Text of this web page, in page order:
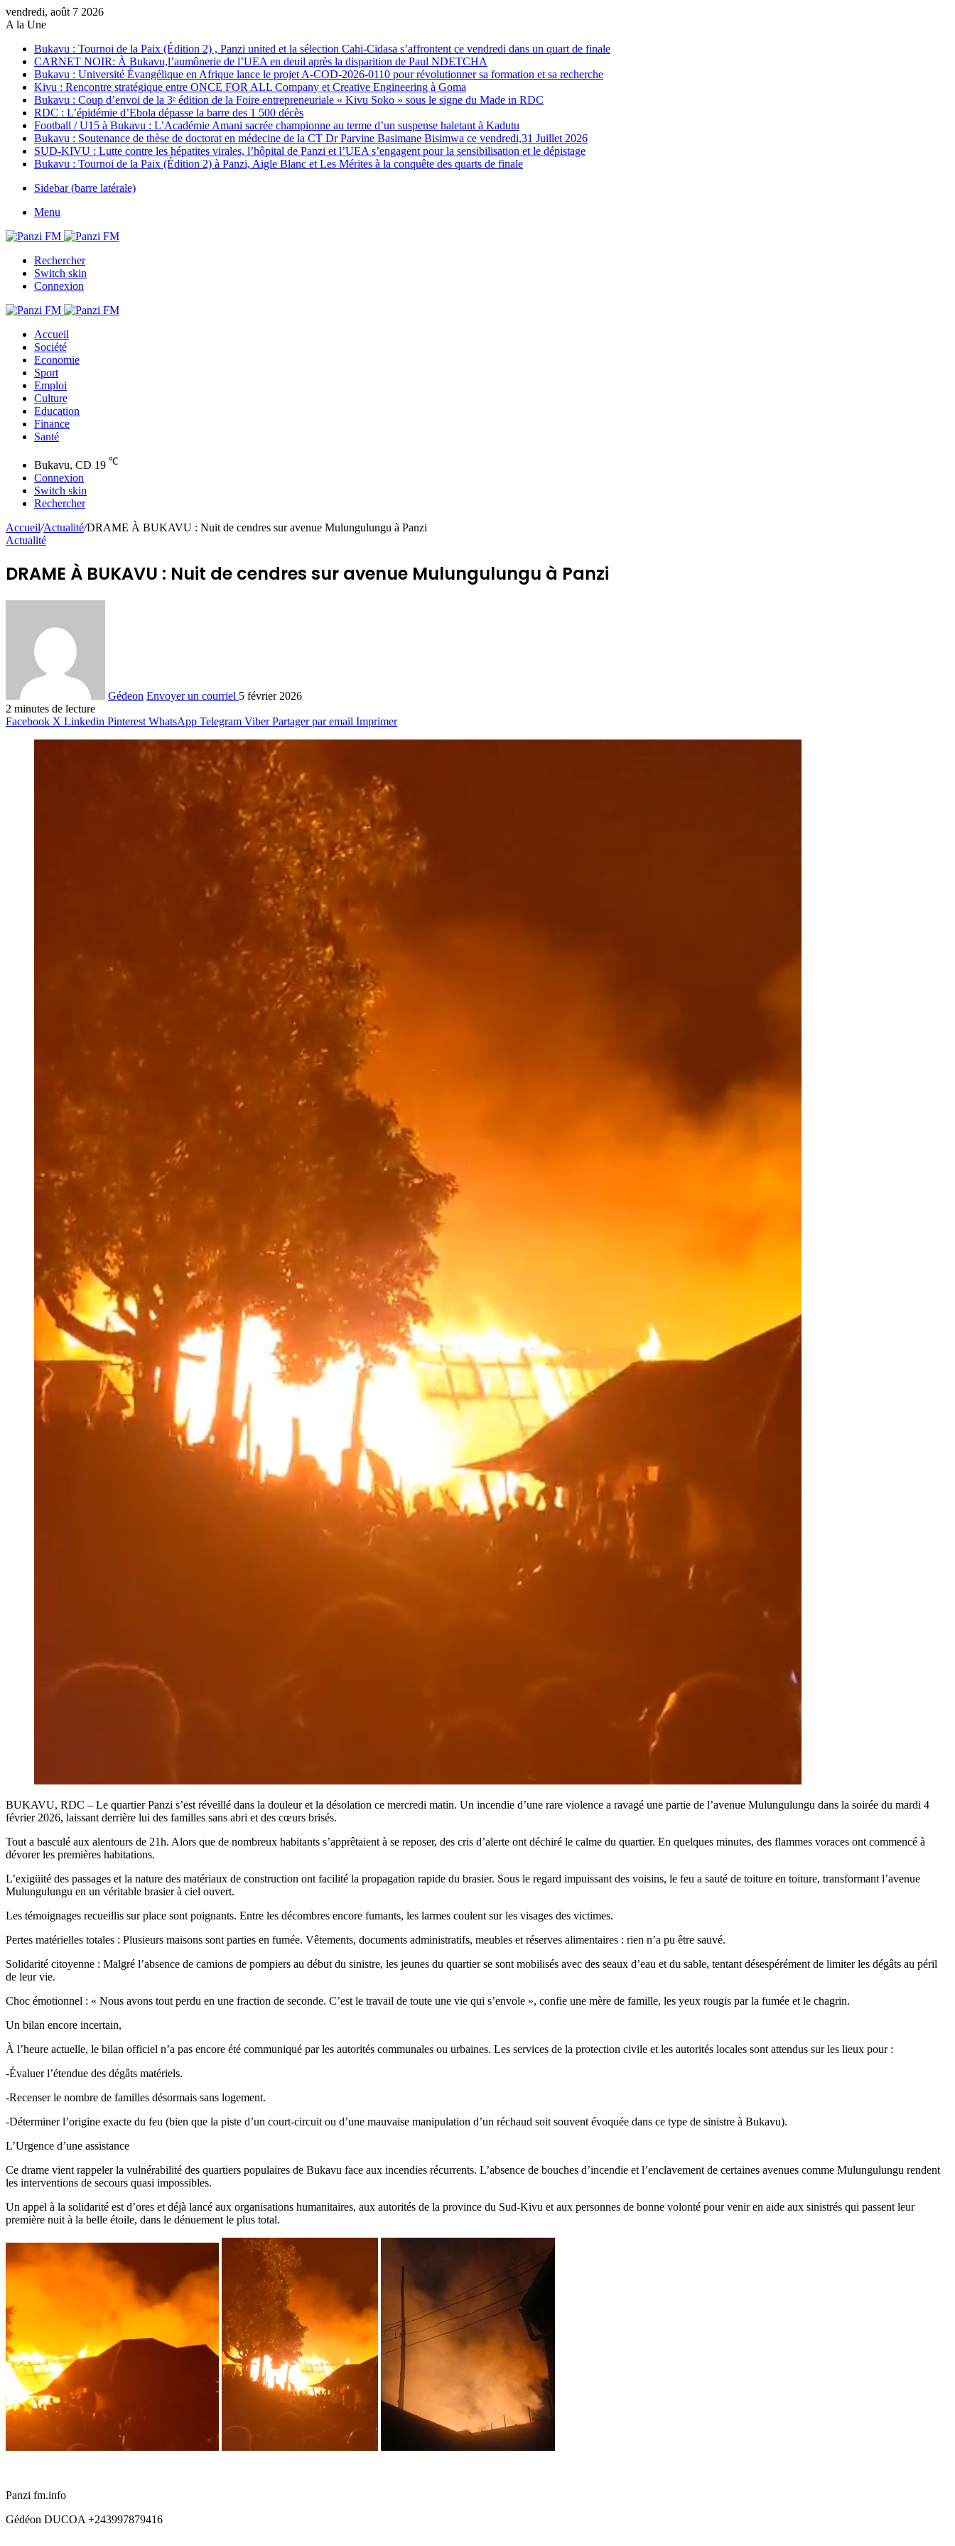
vendredi, août 7 2026
A la Une
Bukavu : Tournoi de la Paix (Édition 2) , Panzi united et la sélection Cahi-Cidasa s’affrontent ce vendredi dans un quart de finale
CARNET NOIR: À Bukavu,l’aumônerie de l’UEA en deuil après la disparition de Paul NDETCHA
Bukavu : Université Évangélique en Afrique lance le projet A-COD-2026-0110 pour révolutionner sa formation et sa recherche
Kivu : Rencontre stratégique entre ONCE FOR ALL Company et Creative Engineering à Goma
Bukavu : Coup d’envoi de la 3ᵉ édition de la Foire entrepreneuriale « Kivu Soko » sous le signe du Made in RDC
RDC : L’épidémie d’Ebola dépasse la barre des 1 500 décès
Football / U15 à Bukavu : L’Académie Amani sacrée championne au terme d’un suspense haletant à Kadutu
Bukavu : Soutenance de thèse de doctorat en médecine de la CT Dr Parvine Basimane Bisimwa ce vendredi,31 Juillet 2026
SUD-KIVU : Lutte contre les hépatites virales, l’hôpital de Panzi et l’UEA s’engagent pour la sensibilisation et le dépistage
Bukavu : Tournoi de la Paix (Édition 2) à Panzi, Aigle Blanc et Les Mérites à la conquête des quarts de finale
Sidebar (barre latérale)
Menu
Rechercher
Switch skin
Connexion
Accueil
Société
Economie
Sport
Emploi
Culture
Education
Finance
Santé
Bukavu, CD 19 ℃
Connexion
Switch skin
Rechercher
Accueil/Actualité/DRAME À BUKAVU : Nuit de cendres sur avenue Mulungulungu à Panzi
Actualité
DRAME À BUKAVU : Nuit de cendres sur avenue Mulungulungu à Panzi
Gédeon Envoyer un courriel 5 février 2026
2 minutes de lecture
Facebook X Linkedin Pinterest WhatsApp Telegram Viber Partager par email Imprimer
BUKAVU, RDC – Le quartier Panzi s’est réveillé dans la douleur et la désolation ce mercredi matin. Un incendie d’une rare violence a ravagé une partie de l’avenue Mulungulungu dans la soirée du mardi 4
février 2026, laissant derrière lui des familles sans abri et des cœurs brisés.
Tout a basculé aux alentours de 21h. Alors que de nombreux habitants s’apprêtaient à se reposer, des cris d’alerte ont déchiré le calme du quartier. En quelques minutes, des flammes voraces ont commencé à
dévorer les premières habitations.
L’exigüité des passages et la nature des matériaux de construction ont facilité la propagation rapide du brasier. Sous le regard impuissant des voisins, le feu a sauté de toiture en toiture, transformant l’avenue
Mulungulungu en un véritable brasier à ciel ouvert.
Les témoignages recueillis sur place sont poignants. Entre les décombres encore fumants, les larmes coulent sur les visages des victimes.
Pertes matérielles totales : Plusieurs maisons sont parties en fumée. Vêtements, documents administratifs, meubles et réserves alimentaires : rien n’a pu être sauvé.
Solidarité citoyenne : Malgré l’absence de camions de pompiers au début du sinistre, les jeunes du quartier se sont mobilisés avec des seaux d’eau et du sable, tentant désespérément de limiter les dégâts au péril
de leur vie.
Choc émotionnel : « Nous avons tout perdu en une fraction de seconde. C’est le travail de toute une vie qui s’envole », confie une mère de famille, les yeux rougis par la fumée et le chagrin.
Un bilan encore incertain,
À l’heure actuelle, le bilan officiel n’a pas encore été communiqué par les autorités communales ou urbaines. Les services de la protection civile et les autorités locales sont attendus sur les lieux pour :
-Évaluer l’étendue des dégâts matériels.
-Recenser le nombre de familles désormais sans logement.
-Déterminer l’origine exacte du feu (bien que la piste d’un court-circuit ou d’une mauvaise manipulation d’un réchaud soit souvent évoquée dans ce type de sinistre à Bukavu).
L’Urgence d’une assistance
Ce drame vient rappeler la vulnérabilité des quartiers populaires de Bukavu face aux incendies récurrents. L’absence de bouches d’incendie et l’enclavement de certaines avenues comme Mulungulungu rendent
les interventions de secours quasi impossibles.
Un appel à la solidarité est d’ores et déjà lancé aux organisations humanitaires, aux autorités de la province du Sud-Kivu et aux personnes de bonne volonté pour venir en aide aux sinistrés qui passent leur
première nuit à la belle étoile, dans le dénuement le plus total.
Panzi fm.info
Gédéon DUCOA +243997879416